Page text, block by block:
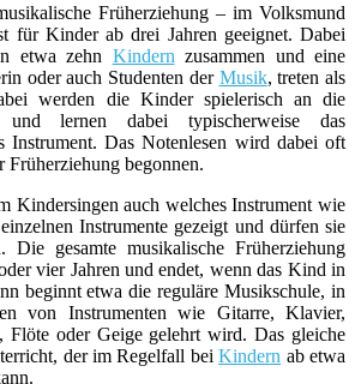
Früherziehung – im Volksmund
für Kinder ab drei Jahren geeignet. Dabei
etwa zehn Kindern zusammen und eine
oder auch Studenten der Musik, treten als
werden die Kinder spielerisch an die
und lernen dabei typischerweise das
Instrument. Das Notenlesen wird dabei oft
Früherziehung begonnen.
Kindersingen auch welches Instrument wie
Instrumente gezeigt und dürfen sie
Die gesamte musikalische Früherziehung
vier Jahren und endet, wenn das Kind in
beginnt etwa die reguläre Musikschule, in
von Instrumenten wie Gitarre, Klavier,
Flöte oder Geige gelehrt wird. Das gleiche
der im Regelfall beiKindern ab etwa